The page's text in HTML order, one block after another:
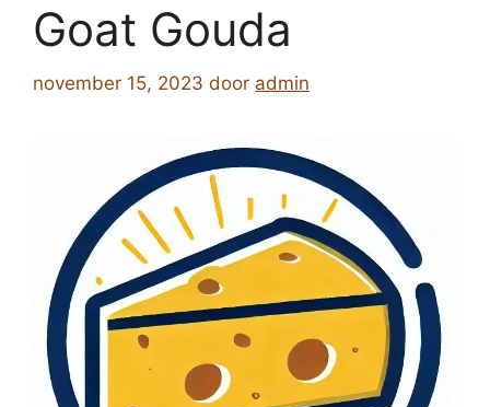
Goat Gouda
november 15, 2023 door admin